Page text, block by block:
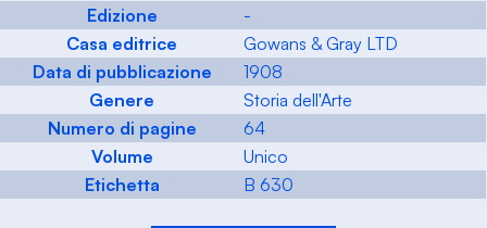
Edizione
-
Casa editrice
Gowans & Gray LTD
Data di pubblicazione
1908
Genere
Storia dell'Arte
Numero di pagine
64
Volume
Unico
Etichetta
B 630